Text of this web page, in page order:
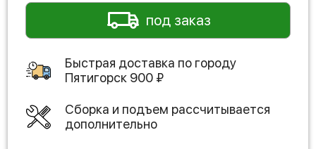
под заказ
Быстрая доставка по городу
Пятигорск 900 ₽
Сборка и подъем рассчитывается
дополнительно